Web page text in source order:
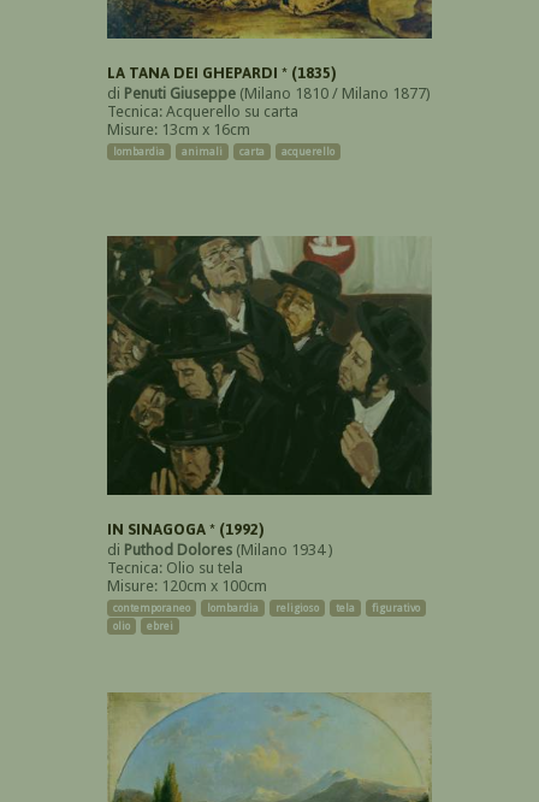
LA TANA DEI GHEPARDI * (1835)
di Penuti Giuseppe (Milano 1810 / Milano 1877)
Tecnica: Acquerello su carta
Misure: 13cm x 16cm
lombardia animali carta acquerello
IN SINAGOGA * (1992)
di Puthod Dolores (Milano 1934 )
Tecnica: Olio su tela
Misure: 120cm x 100cm
contemporaneo lombardia religioso tela
figurativo
olio
ebrei